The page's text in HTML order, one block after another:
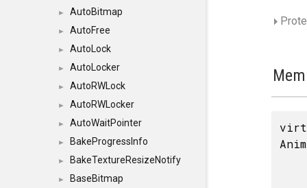
► AutoBitmap
► AutoFree
► AutoLock
► AutoLocker
► AutoRWLock
► AutoRWLocker
► AutoWaitPointer
► BakeProgressInfo
► BakeTextureResizeNotify
► BaseBitmap